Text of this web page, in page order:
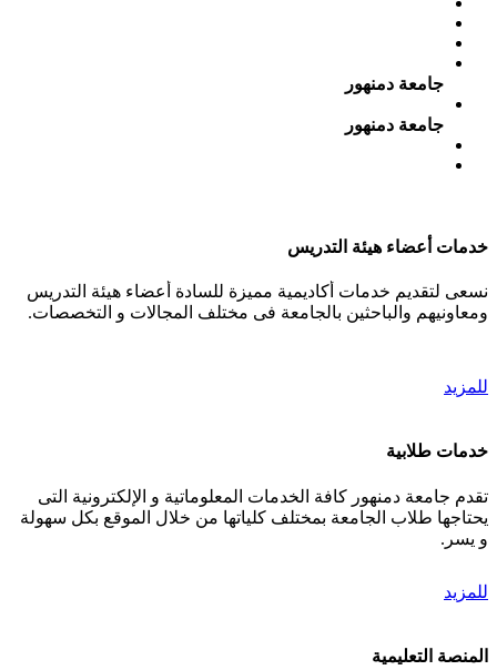
جامعة دمنهور
جامعة دمنهور
خدمات أعضاء هيئة التدريس
نسعى لتقديم خدمات أكاديمية مميزة للسادة أعضاء هيئة التدريس
ومعاونيهم والباحثين بالجامعة فى مختلف المجالات و التخصصات.
للمزيد
خدمات طلابية
تقدم جامعة دمنهور كافة الخدمات المعلوماتية و الإلكترونية التى
يحتاجها طلاب الجامعة بمختلف كلياتها من خلال الموقع بكل سهولة
و يسر.
للمزيد
المنصة التعليمية